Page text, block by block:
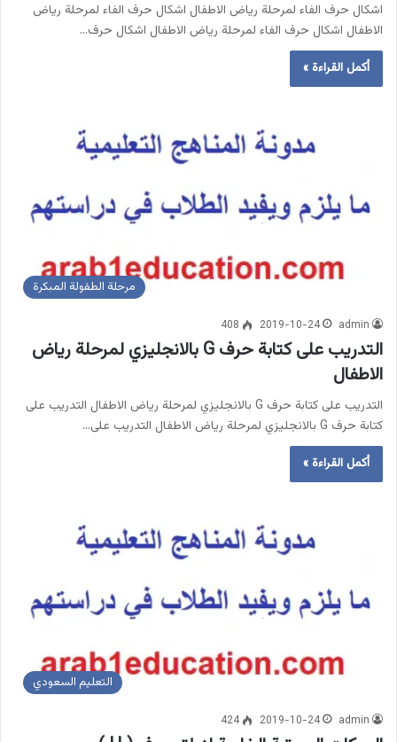
اشكال حرف الفاء لمرحلة رياض الاطفال اشكال حرف الفاء لمرحلة رياض
الاطفال اشكال حرف الفاء لمرحلة رياض الاطفال اشكال حرف…
أكمل القراءة »
مرحلة الطفولة المبكرة
admin
2019-10-24
408
التدريب على كتابة حرف G بالانجليزي لمرحلة رياض
الاطفال
التدريب على كتابة حرف G بالانجليزي لمرحلة رياض الاطفال التدريب على
كتابة حرف G بالانجليزي لمرحلة رياض الاطفال التدريب على…
أكمل القراءة »
التعليم السعودي
admin
2019-10-24
424